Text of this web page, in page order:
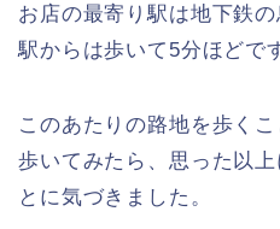
お店の最寄り駅は地下鉄の
駅からは歩いて5分ほどで
このあたりの路地を歩く
歩いてみたら、思った以
とに気づきました。